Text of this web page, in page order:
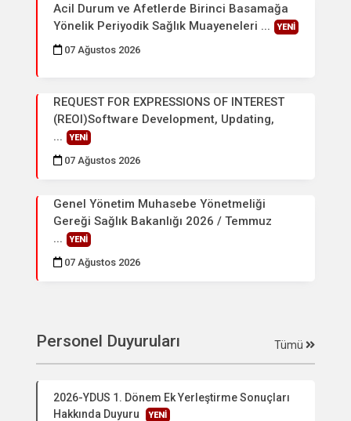
Acil Durum ve Afetlerde Birinci Basamağa
Yönelik Periyodik Sağlık Muayeneleri ...
YENİ
07 Ağustos 2026
REQUEST FOR EXPRESSIONS OF INTEREST
(REOI)Software Development, Updating,
...
YENİ
07 Ağustos 2026
Genel Yönetim Muhasebe Yönetmeliği
Gereği Sağlık Bakanlığı 2026 / Temmuz
...
YENİ
07 Ağustos 2026
Personel Duyuruları Tümü
2026-YDUS 1. Dönem Ek Yerleştirme Sonuçları
Hakkında Duyuru
YENİ